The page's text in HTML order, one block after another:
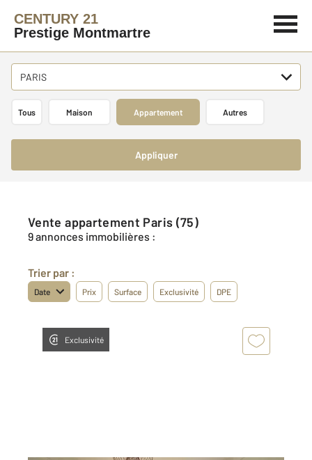
CENTURY 21
Prestige Montmartre
PARIS
Tous Maison Appartement Autres
Appliquer
Vente appartement Paris (75)
9 annonces immobilières :
Trier par :
Date Prix Surface Exclusivité DPE
Exclusivité